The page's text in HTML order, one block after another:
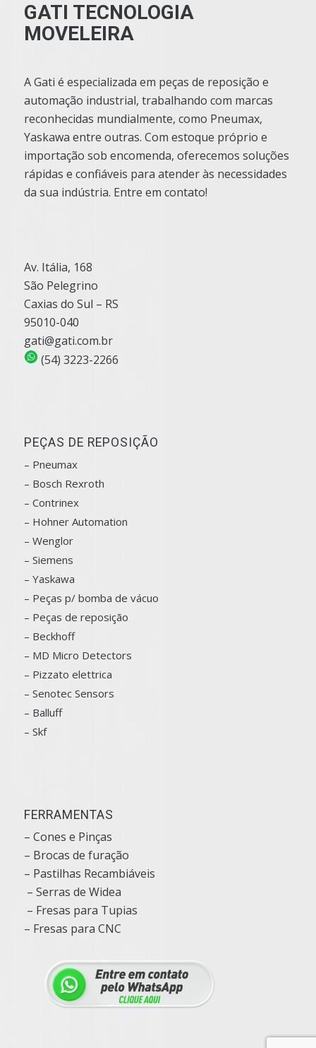
GATI TECNOLOGIA
MOVELEIRA
A Gati é especializada em peças de reposição e
automação industrial, trabalhando com marcas
reconhecidas mundialmente, como Pneumax,
Yaskawa entre outras. Com estoque próprio e
importação sob encomenda, oferecemos soluções
rápidas e confiáveis para atender às necessidades
da sua indústria. Entre em contato!
Av. Itália, 168
São Pelegrino
Caxias do Sul – RS
95010-040
gati@gati.com.br
(54) 3223-2266
PEÇAS DE REPOSIÇÃO
– Pneumax
– Bosch Rexroth
– Contrinex
– Hohner Automation
– Wenglor
– Siemens
– Yaskawa
– Peças p/ bomba de vácuo
– Peças de reposição
– Beckhoff
– MD Micro Detectors
– Pizzato elettrica
– Senotec Sensors
– Balluff
– Skf
FERRAMENTAS
– Cones e Pinças
– Brocas de furação
– Pastilhas Recambiáveis
– Serras de Widea
– Fresas para Tupias
– Fresas para CNC